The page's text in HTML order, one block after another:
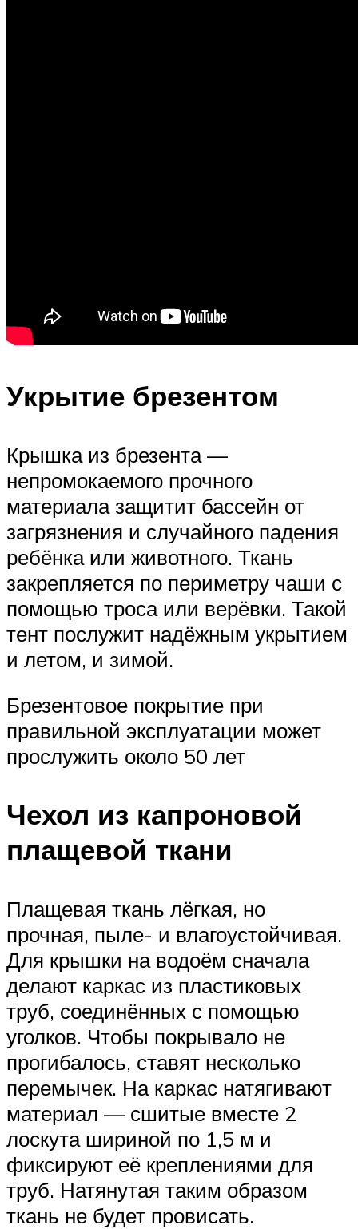
Укрытие брезентом
Крышка из брезента —
непромокаемого прочного
материала защитит бассейн от
загрязнения и случайного падения
ребёнка или животного. Ткань
закрепляется по периметру чаши с
помощью троса или верёвки. Такой
тент послужит надёжным укрытием
и летом, и зимой.
Брезентовое покрытие при
правильной эксплуатации может
прослужить около 50 лет
Чехол из капроновой
плащевой ткани
Плащевая ткань лёгкая, но
прочная, пыле- и влагоустойчивая.
Для крышки на водоём сначала
делают каркас из пластиковых
труб, соединённых с помощью
уголков. Чтобы покрывало не
прогибалось, ставят несколько
перемычек. На каркас натягивают
материал — сшитые вместе 2
лоскута шириной по 1,5 м и
фиксируют её креплениями для
труб. Натянутая таким образом
ткань не будет провисать.